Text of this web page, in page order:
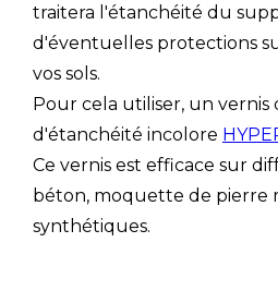
traitera l'étanchéité du
d'éventuelles protections
vos sols.
Pour cela utiliser, un vernis
d'étanchéité incolore
Ce vernis est efficace sur
béton, moquette de pierre
synthétiques.